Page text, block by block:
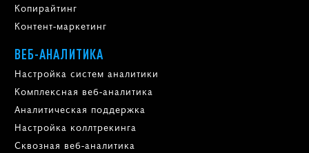
Копирайтинг
Контент-маркетинг
ВЕБ-АНАЛИТИКА
Настройка систем аналитики
Комплексная веб-аналитика
Аналитическая поддержка
Настройка коллтрекинга
Сквозная веб-аналитика